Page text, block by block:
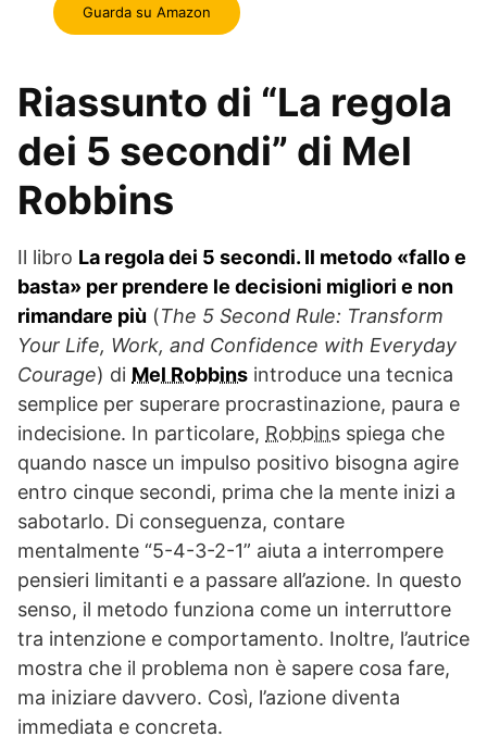
Guarda su Amazon
Riassunto di “La regola
dei 5 secondi” di Mel
Robbins
Il libro La regola dei 5 secondi. Il metodo «fallo e
basta» per prendere le decisioni migliori e non
rimandare più (The 5 Second Rule: Transform
Your Life, Work, and Confidence with Everyday
Courage) di Mel Robbins introduce una tecnica
semplice per superare procrastinazione, paura e
indecisione. In particolare, Robbins spiega che
quando nasce un impulso positivo bisogna agire
entro cinque secondi, prima che la mente inizi a
sabotarlo. Di conseguenza, contare
mentalmente “5-4-3-2-1” aiuta a interrompere
pensieri limitanti e a passare all’azione. In questo
senso, il metodo funziona come un interruttore
tra intenzione e comportamento. Inoltre, l’autrice
mostra che il problema non è sapere cosa fare,
ma iniziare davvero. Così, l’azione diventa
immediata e concreta.